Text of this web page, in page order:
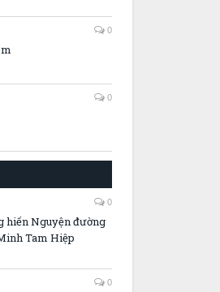
0
0
0
hiến Nguyện đường
Tam Hiệp
0